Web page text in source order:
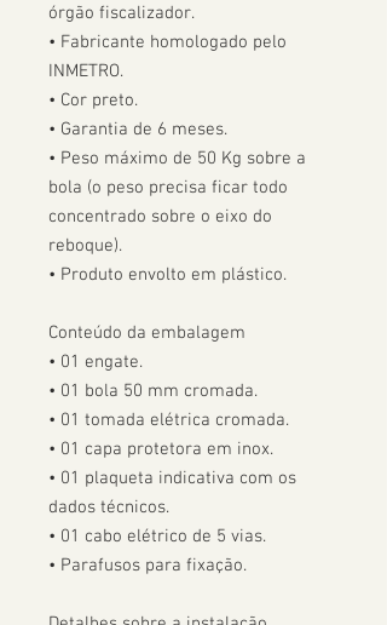
órgão fiscalizador.
• Fabricante homologado pelo
INMETRO.
• Cor preto.
• Garantia de 6 meses.
• Peso máximo de 50 Kg sobre a
bola (o peso precisa ficar todo
concentrado sobre o eixo do
reboque).
• Produto envolto em plástico.
Conteúdo da embalagem
• 01 engate.
• 01 bola 50 mm cromada.
• 01 tomada elétrica cromada.
• 01 capa protetora em inox.
• 01 plaqueta indicativa com os
dados técnicos.
• 01 cabo elétrico de 5 vias.
• Parafusos para fixação.